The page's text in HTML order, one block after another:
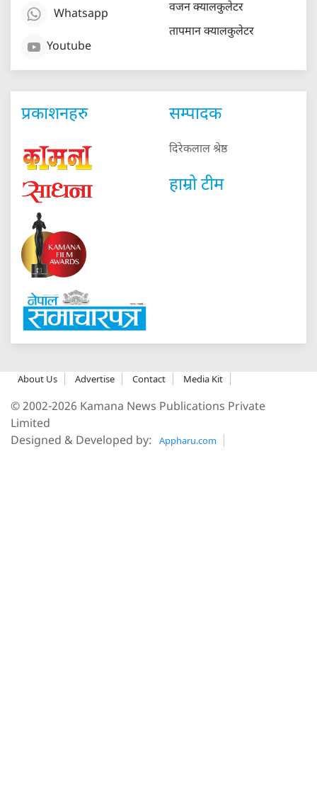
Whatsapp
Youtube
वजन क्यालकुलेटर
तापमान क्यालकुलेटर
प्रकाशनहरु सम्पादक
दिरेकलाल श्रेष्ठ
हाम्रो टीम
About Us Advertise Contact Media Kit
© 2002-2026 Kamana News Publications Private
Limited
Designed & Developed by:
Appharu.com